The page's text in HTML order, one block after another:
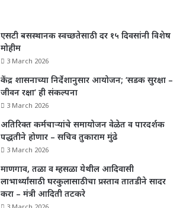
एसटी बसस्थानक स्वच्छतेसाठी दर १५ दिवसांनी विशेष
मोहीम
3 March 2026
केंद्र शासनाच्या निर्देशानुसार आयोजन; ‘सडक सुरक्षा –
जीवन रक्षा’ ही संकल्पना
3 March 2026
अतिरिक्त कर्मचाऱ्यांचे समायोजन वेळेत व पारदर्शक
पद्धतीने होणार – सचिव तुकाराम मुंढे
3 March 2026
माणगाव, तळा व म्हसळा येथील आदिवासी
लाभार्थ्यांसाठी घरकुलासाठीचा प्रस्ताव तातडीने सादर
करा – मंत्री आदिती तटकरे